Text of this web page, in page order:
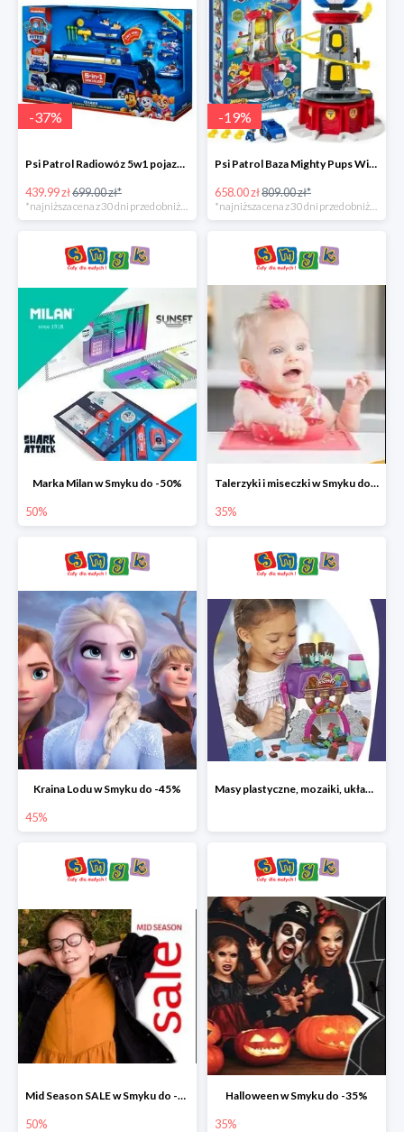
-37%
Psi Patrol Radiowóz 5w1 pojazd ratunkowy z figurką Chase'a -37%
439.99 zł699.00 zł*
-19%
Psi Patrol Baza Mighty Pups Wieża obserwacyjna+pojazd z figurką -19%
658.00 zł809.00 zł*
Marka Milan w Smyku do -50%
50%
Talerzyki i miseczki w Smyku do -35%
35%
Kraina Lodu w Smyku do -45%
45%
Masy plastyczne, mozaiki, układanki do -45%
Mid Season SALE w Smyku do -50%
50%
Halloween w Smyku do -35%
35%